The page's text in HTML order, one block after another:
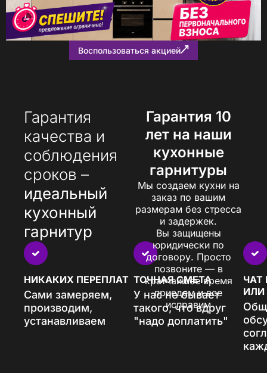
Воспользоваться акцией
Гарантия
качества и
соблюдения
сроков –
идеальный
кухонный
гарнитур
НИКАКИХ ПЕРЕПЛАТ
Сами замеряем,
производим,
устанавливаем
ТОЧНАЯ СМЕТА
У нас не бывает
такого, что вдруг
"надо доплатить"
ЧАТ
ИЛИ
Гарантия 10
лет на наши
кухонные
гарнитуры
Мы создаем кухни на
заказ по вашим
размерам без стресса
и задержек.
Вы защищены
юридически по
договору. Просто
позвоните — в
кратчайшее время
приедем и все
исправим